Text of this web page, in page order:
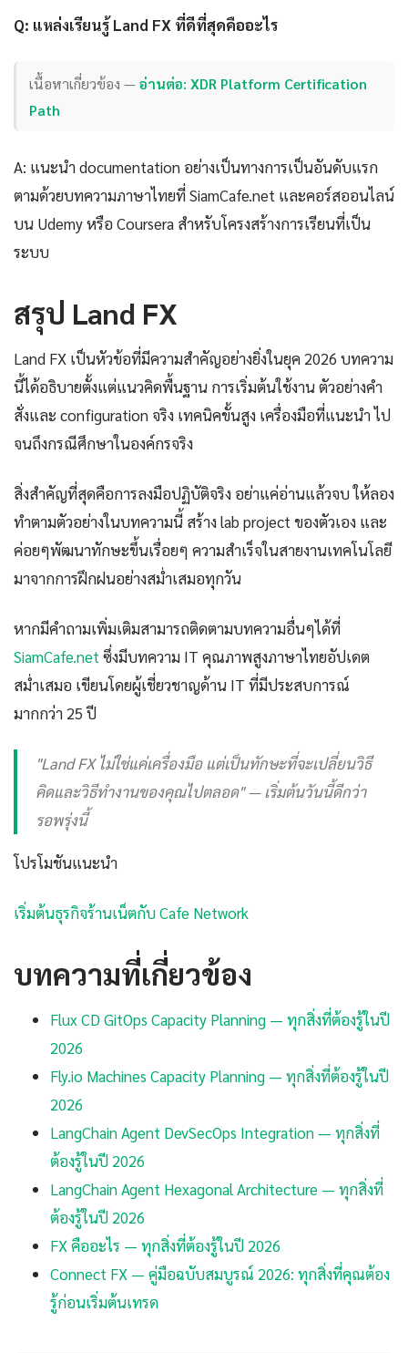
Q: แหล่งเรียนรู้ Land FX ที่ดีที่สุดคืออะไร
เนื้อหาเกี่ยวข้อง —อ่านต่อ: XDR Platform Certification
Path
A: แนะนำ documentation อย่างเป็นทางการเป็นอันดับแรก
ตามด้วยบทความภาษาไทยที่ SiamCafe.net และคอร์สออนไลน์
บน Udemy หรือ Coursera สำหรับโครงสร้างการเรียนที่เป็น
ระบบ
สรุป Land FX
Land FX เป็นหัวข้อที่มีความสำคัญอย่างยิ่งในยุค 2026 บทความ
นี้ได้อธิบายตั้งแต่แนวคิดพื้นฐาน การเริ่มต้นใช้งาน ตัวอย่างคำ
สั่งและ configuration จริง เทคนิคขั้นสูง เครื่องมือที่แนะนำ ไป
จนถึงกรณีศึกษาในองค์กรจริง
สิ่งสำคัญที่สุดคือการลงมือปฏิบัติจริง อย่าแค่อ่านแล้วจบ ให้ลอง
ทำตามตัวอย่างในบทความนี้ สร้าง lab project ของตัวเอง และ
ค่อยๆพัฒนาทักษะขึ้นเรื่อยๆ ความสำเร็จในสายงานเทคโนโลยี
มาจากการฝึกฝนอย่างสม่ำเสมอทุกวัน
หากมีคำถามเพิ่มเติมสามารถติดตามบทความอื่นๆได้ที่
SiamCafe.net ซึ่งมีบทความ IT คุณภาพสูงภาษาไทยอัปเดต
สม่ำเสมอ เขียนโดยผู้เชี่ยวชาญด้าน IT ที่มีประสบการณ์
มากกว่า 25 ปี
"Land FX ไม่ใช่แค่เครื่องมือ แต่เป็นทักษะที่จะเปลี่ยนวิธี
คิดและวิธีทำงานของคุณไปตลอด" — เริ่มต้นวันนี้ดีกว่า
รอพรุ่งนี้
โปรโมชันแนะนำ
เริ่มต้นธุรกิจร้านเน็ตกับ Cafe Network
บทความที่เกี่ยวข้อง
Flux CD GitOps Capacity Planning — ทุกสิ่งที่ต้องรู้ในปี
2026
Fly.io Machines Capacity Planning — ทุกสิ่งที่ต้องรู้ในปี
2026
LangChain Agent DevSecOps Integration — ทุกสิ่งที่
ต้องรู้ในปี 2026
LangChain Agent Hexagonal Architecture — ทุกสิ่งที่
ต้องรู้ในปี 2026
FX คืออะไร — ทุกสิ่งที่ต้องรู้ในปี 2026
Connect FX — คู่มือฉบับสมบูรณ์ 2026: ทุกสิ่งที่คุณต้อง
รู้ก่อนเริ่มต้นเทรด